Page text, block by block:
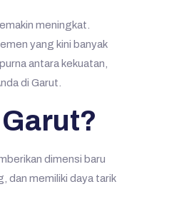
meningkat.
yang kini banyak
antara kekuatan,
di Garut.
dimensi baru
dan memiliki daya tarik